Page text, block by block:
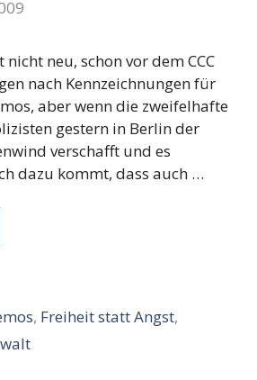
neu, schon vor dem CCC
nach Kennzeichnungen für
aber wenn die zweifelhafte
gestern in Berlin der
verschafft und es
dazu kommt, dass auch …
, Freiheit statt Angst,